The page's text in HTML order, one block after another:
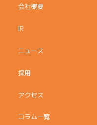
会社概要
IR
ニュース
採用
アクセス
コラム一覧